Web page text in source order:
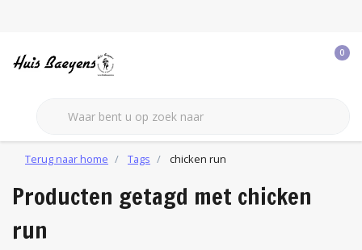
0
Terug naar home Tags chicken run
Producten getagd met chicken
run